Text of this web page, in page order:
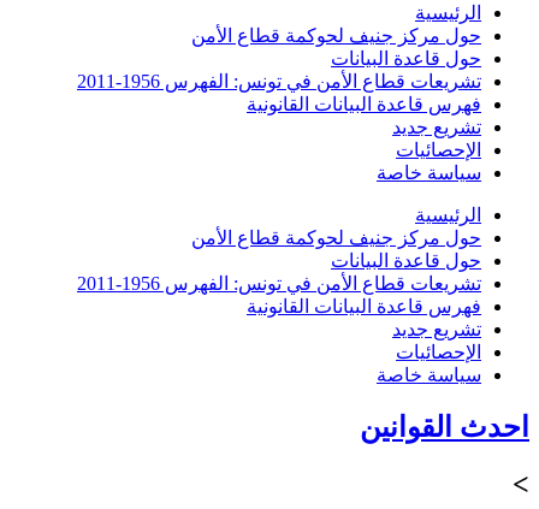
الرئيسية
حول مركز جنيف لحوكمة قطاع الأمن
حول قاعدة البيانات
تشريعات قطاع الأمن في تونس: الفهرس 1956-2011
فهرس قاعدة البيانات القانونية
تشريع جديد
الإحصائيات
سياسة خاصة
الرئيسية
حول مركز جنيف لحوكمة قطاع الأمن
حول قاعدة البيانات
تشريعات قطاع الأمن في تونس: الفهرس 1956-2011
فهرس قاعدة البيانات القانونية
تشريع جديد
الإحصائيات
سياسة خاصة
احدث القوانين
>